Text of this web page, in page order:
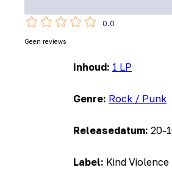
Inhoud: 1 LP
Genre: Rock / Punk
Releasedatum: 20-
Label: Kind Violence
0.0
Geen reviews